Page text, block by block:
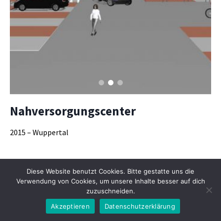
Nahversorgungscenter
2015 – Wuppertal
© 2026 Friedrich-W. Groefke | Architekt
Diese Website benutzt Cookies. Bitte gestatte uns die
Verwendung von Cookies, um unsere Inhalte besser auf dich
zuzuschneiden.
Akzeptieren
Datenschutzerklärung